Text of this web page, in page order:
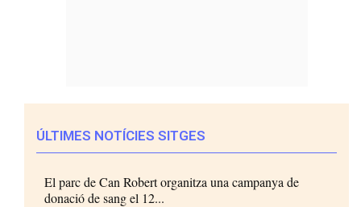
ÚLTIMES NOTÍCIES SITGES
El parc de Can Robert organitza una campanya de
donació de sang el 12...